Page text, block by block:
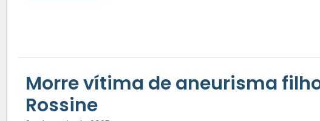
Morre vítima de aneurisma
Rossine